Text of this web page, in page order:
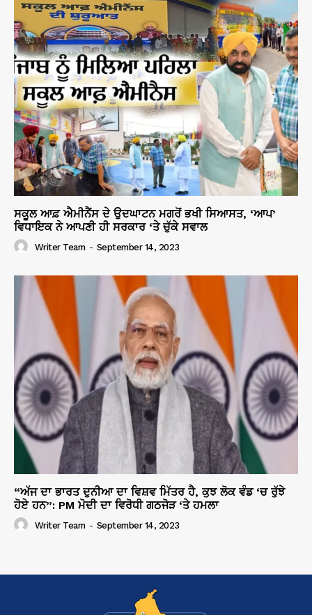
ਸਕੂਲ ਆਫ਼ ਐਮੀਨੈਂਸ ਦੇ ਉਦਘਾਟਨ ਮਗਰੋਂ ਭਖੀ ਸਿਆਸਤ, ‘ਆਪ’
ਵਿਧਾਇਕ ਨੇ ਆਪਣੀ ਹੀ ਸਰਕਾਰ ‘ਤੇ ਚੁੱਕੇ ਸਵਾਲ
Writer Team - September 14, 2023
“ਅੱਜ ਦਾ ਭਾਰਤ ਦੁਨੀਆ ਦਾ ਵਿਸ਼ਵ ਮਿੱਤਰ ਹੈ, ਕੁਝ ਲੋਕ ਵੰਡ ‘ਚ ਰੁੱਝੇ
ਹੋਏ ਹਨ”: PM ਮੋਦੀ ਦਾ ਵਿਰੋਧੀ ਗਠਜੋੜ ‘ਤੇ ਹਮਲਾ
Writer Team - September 14, 2023